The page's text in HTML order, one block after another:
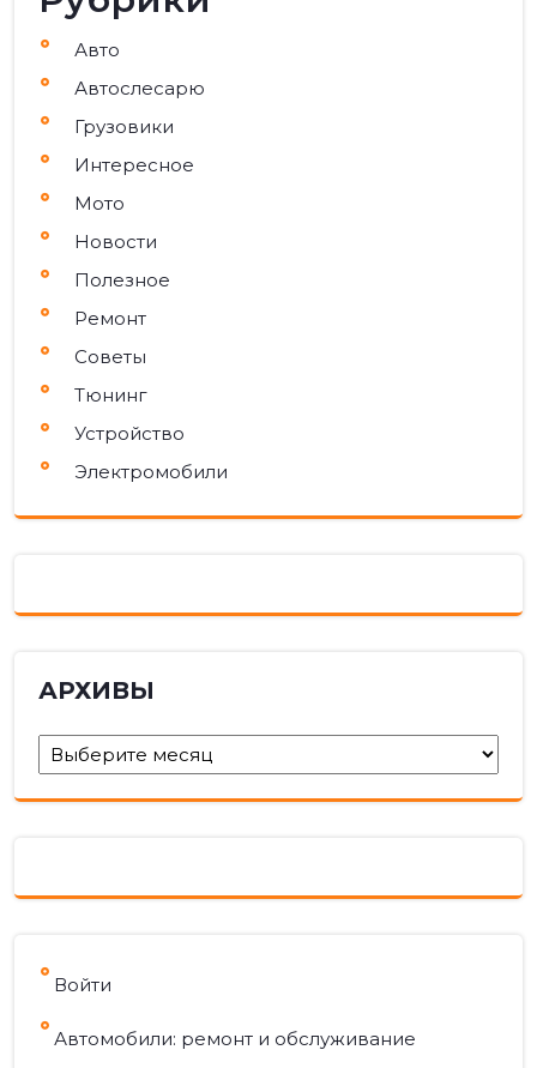
Авто
Автослесарю
Грузовики
Интересное
Мото
Новости
Полезное
Ремонт
Советы
Тюнинг
Устройство
Электромобили
АРХИВЫ
Архивы
Войти
Автомобили: ремонт и обслуживание